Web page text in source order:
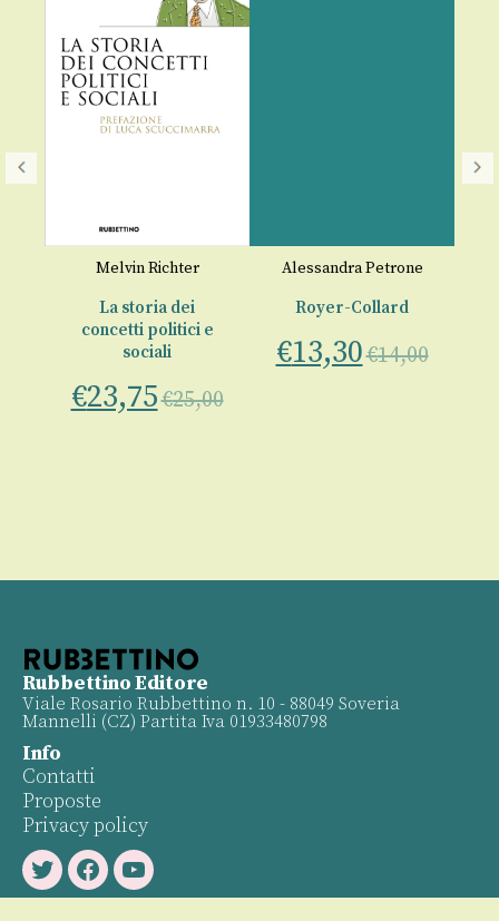
Melvin Richter
La storia dei
concetti politici e
sociali
€23,75€25,00
Alessandra Petrone
Royer-Collard
€13,30€14,00
Rubbettino Editore
Viale Rosario Rubbettino n. 10 - 88049 Soveria
Mannelli (CZ) Partita Iva 01933480798
Info
Contatti
Proposte
Privacy policy
TwitterFacebookYoutube